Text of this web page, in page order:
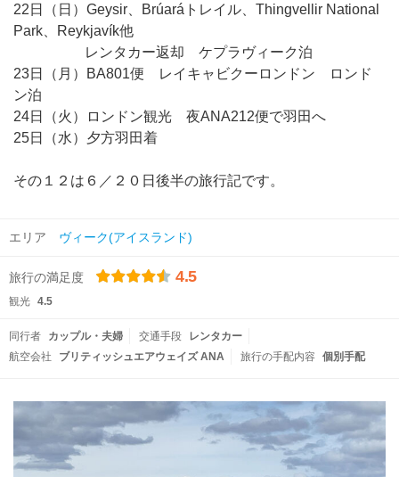
22日（日）Geysir、Brúaráトレイル、Thingvellir National
Park、Reykjavík他
レンタカー返却 ケプラヴィーク泊
23日（月）BA801便 レイキャビクーロンドン ロンド
ン泊
24日（火）ロンドン観光 夜ANA212便で羽田へ
25日（水）夕方羽田着
その１２は６／２０日後半の旅行記です。
エリア ヴィーク(アイスランド)
旅行の満足度 4.5
観光 4.5
同行者 カップル・夫婦 交通手段
レンタカー
航空会社
ブリティッシュエアウェイズ ANA 旅行の手配内容 個別手配